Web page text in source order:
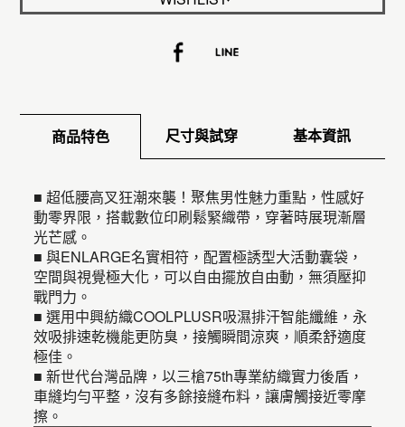
商品特色 尺寸與試穿 基本資訊
■ 超低腰高叉狂潮來襲！聚焦男性魅力重點，性感好
動零界限，搭載數位印刷鬆緊織帶，穿著時展現漸層
光芒感。
■ 與ENLARGE名實相符，配置極誘型大活動囊袋，
空間與視覺極大化，可以自由擺放自由動，無須壓抑
戰門力。
■ 選用中興紡織COOLPLUSR吸濕排汗智能纖維，永
效吸排速乾機能更防臭，接觸瞬間涼爽，順柔舒適度
極佳。
■ 新世代台灣品牌，以三槍75th專業紡織實力後盾，
車縫均勻平整，沒有多餘接縫布料，讓膚觸接近零摩
擦。